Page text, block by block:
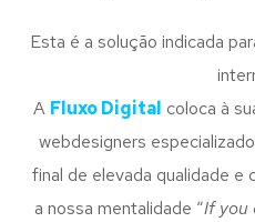
Esta é a solução indicada
A Fluxo Digital coloca à
webdesigners
final de elevada qualidade e
a nossa mentalidade “If you